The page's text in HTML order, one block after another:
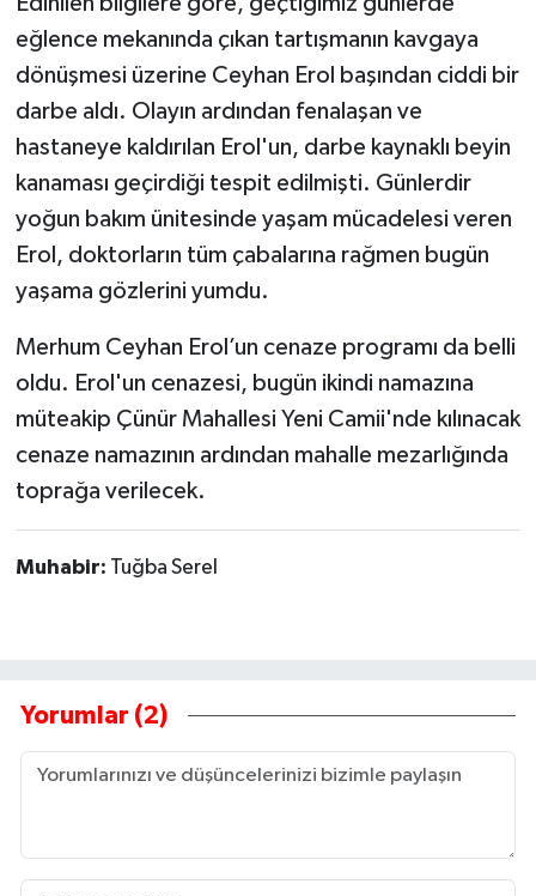
eğlence mekanında çıkan tartışmanın kavgaya
dönüşmesi üzerine Ceyhan Erol başından ciddi bir
darbe aldı. Olayın ardından fenalaşan ve
hastaneye kaldırılan Erol'un, darbe kaynaklı beyin
kanaması geçirdiği tespit edilmişti. Günlerdir
yoğun bakım ünitesinde yaşam mücadelesi veren
Erol, doktorların tüm çabalarına rağmen bugün
yaşama gözlerini yumdu.
Merhum Ceyhan Erol’un cenaze programı da belli
oldu. Erol'un cenazesi, bugün ikindi namazına
müteakip Çünür Mahallesi Yeni Camii'nde kılınacak
cenaze namazının ardından mahalle mezarlığında
toprağa verilecek.
Muhabir: Tuğba Serel
Yorumlar (2)
Tarihi Yapılarımız
Teknoloji
Türkiye
İletişim
Künye